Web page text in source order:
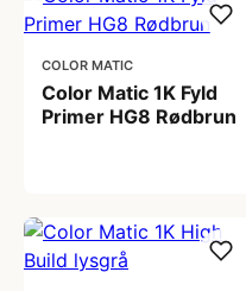
COLOR MATIC
Color Matic 1K Fyld
Primer HG8 Rødbrun